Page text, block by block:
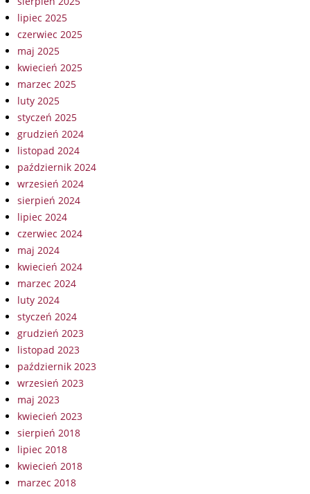
lipiec 2025
czerwiec 2025
maj 2025
kwiecień 2025
marzec 2025
luty 2025
styczeń 2025
grudzień 2024
listopad 2024
październik 2024
wrzesień 2024
sierpień 2024
lipiec 2024
czerwiec 2024
maj 2024
kwiecień 2024
marzec 2024
luty 2024
styczeń 2024
grudzień 2023
listopad 2023
październik 2023
wrzesień 2023
maj 2023
kwiecień 2023
sierpień 2018
lipiec 2018
kwiecień 2018
marzec 2018